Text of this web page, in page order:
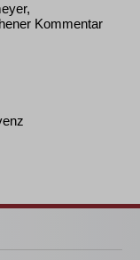
Kommentar